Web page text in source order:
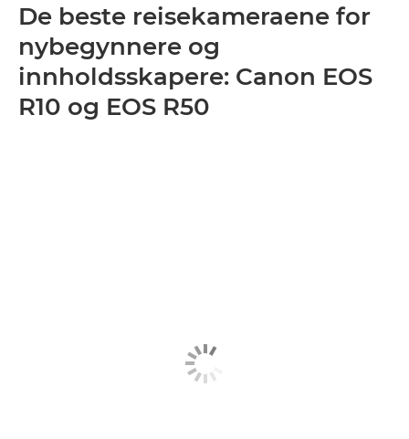
De beste reisekameraene for
nybegynnere og
innholdsskapere: Canon EOS
R10 og EOS R50